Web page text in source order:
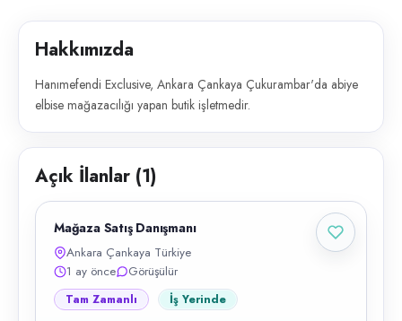
Hakkımızda
Hanımefendi Exclusive, Ankara Çankaya Çukurambar'da abiye
elbise mağazacılığı yapan butik işletmedir.
Açık İlanlar (1)
Mağaza Satış Danışmanı
Ankara Çankaya Türkiye
1 ay önce
Görüşülür
Tam Zamanlı İş Yerinde